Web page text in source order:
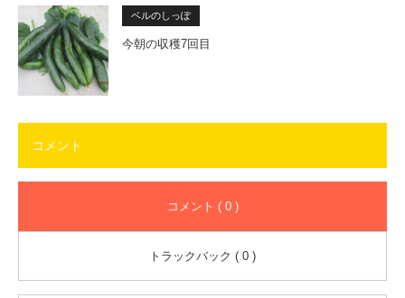
ベルのしっぽ
今朝の収穫7回目
コメント
コメント ( 0 )
トラックバック ( 0 )